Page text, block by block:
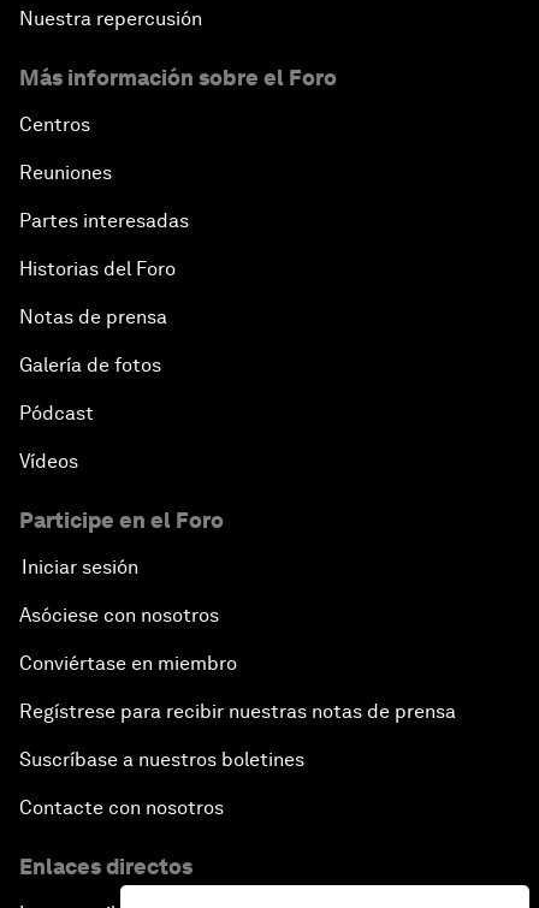
Nuestra repercusión
Más información sobre el Foro
Centros
Reuniones
Partes interesadas
Historias del Foro
Notas de prensa
Galería de fotos
Pódcast
Vídeos
Participe en el Foro
Iniciar sesión
Asóciese con nosotros
Conviértase en miembro
Regístrese para recibir nuestras notas de prensa
Suscríbase a nuestros boletines
Contacte con nosotros
Enlaces directos